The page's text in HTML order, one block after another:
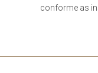
conforme as